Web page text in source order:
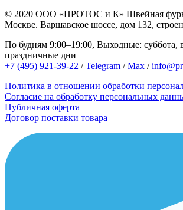
© 2020 ООО «ПРОТОС и К» Швейная
Москве. Варшавское шоссе, дом 132,
По будням 9:00–19:00, Выходные: суббота,
праздничные дни
+7 (495) 921-39-22 /Telegram /Max /
Политика в отношении обработки
Согласие на обработку персональных
Публичная оферта
Договор поставки товара